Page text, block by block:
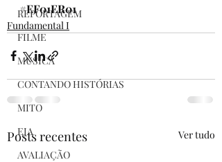
REPORTAGEM
FILME
MÚSICA
CONTANDO HISTÓRIAS
MITO
EJA
AVALIAÇÃO
#EF01ER01
Fundamental I
Posts recentes Ver tudo